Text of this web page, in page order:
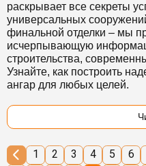
раскрывает все секреты
универсальных
финальной отделки – мы
исчерпывающую
строительства,
Узнайте, как построить
ангар для любых целей.
1 2 3 4 5 6